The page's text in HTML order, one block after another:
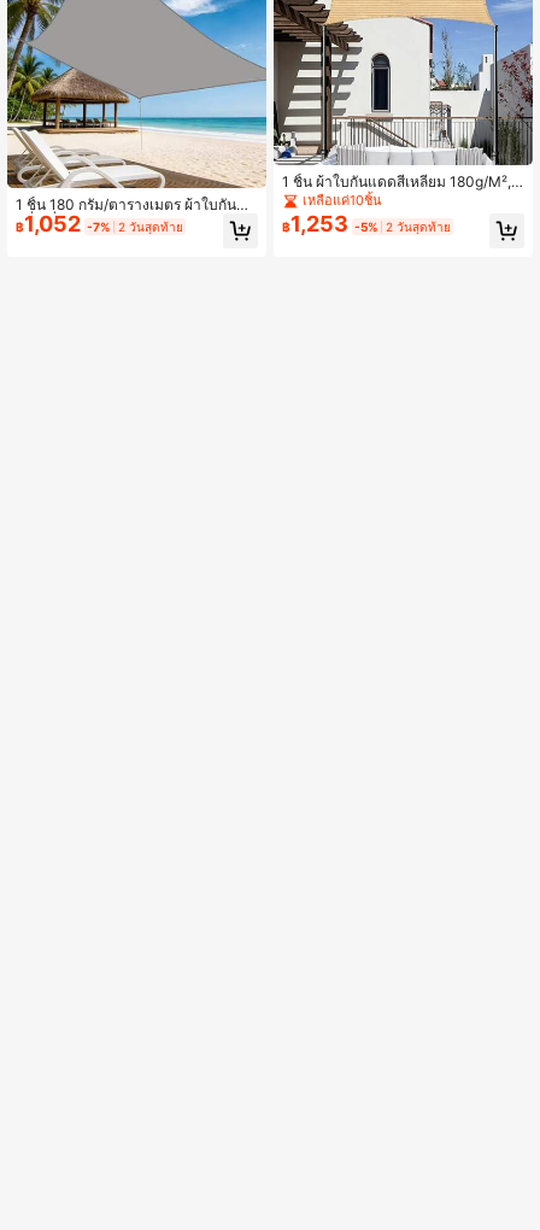
1 ชิ้น 180 กรัม/ตารางเมตร ผ้าใบกันแด
ดสี่เหลี่ยมสีเทาสำหรับกลางแจ้ง วัสดุ H
DPE เหมาะสำหรับลานบ้าน/สระว่ายน้
฿1,052 -7% 2 วันสุดท้าย
1 ชิ้น ผ้าใบกันแดดสี่เหลี่ยม 180g/M², วั
สดุ HDPE หนาแน่นสูง, ห่วง D-Rings ส
แตนเลสทนทาน, ป้องกันรังสี UV 95% แ
ละระบายความร้อน, เหมาะสำหรับลาน/
เหลือแค่10ชิ้น
฿1,253 -5% 2 วันสุดท้าย